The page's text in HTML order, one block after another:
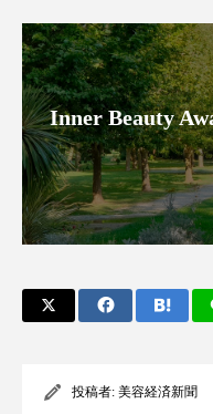
コネクテッド・ビュー
コルチゾール サ
サステナブル美容
サプリ サロンク
サロン経営 サロ
スカルプ クレンジング
スキンケアルーティン
Inner Beauty
投稿者: 美容経済新聞